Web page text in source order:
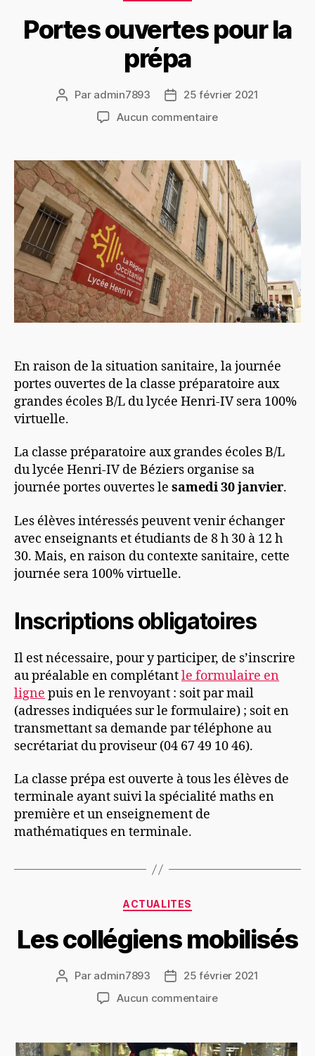
Portes ouvertes pour la
prépa
Auteur
Par admin7893
Date25 février 2021
Aucun commentairesur
pour
la
prépa
En raison de la situation sanitaire, la journée
portes ouvertes de la classe préparatoire aux
grandes écoles B/L du lycée Henri-IV sera 100%
virtuelle.
La classe préparatoire aux grandes écoles B/L
du lycée Henri-IV de Béziers organise sa
journée portes ouvertes le samedi 30 janvier.
Les élèves intéressés peuvent venir échanger
avec enseignants et étudiants de 8 h 30 à 12 h
30. Mais, en raison du contexte sanitaire, cette
journée sera 100% virtuelle.
Inscriptions obligatoires
Il est nécessaire, pour y participer, de s’inscrire
au préalable en complétantle formulaire en
ligne puis en le renvoyant : soit par mail
(adresses indiquées sur le formulaire) ; soit en
transmettant sa demande par téléphone au
secrétariat du proviseur (04 67 49 10 46).
La classe prépa est ouverte à tous les élèves de
terminale ayant suivi la spécialité maths en
première et un enseignement de
mathématiques en terminale.
Catégories
ACTUALITES
Les collégiens mobilisés
Auteur
Par admin7893
Date25 février 2021
Aucun commentairesur
mobilisés